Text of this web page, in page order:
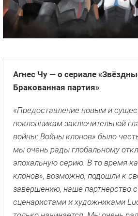
Агнес Чу — о сериале
Бракованная партия»
«Предоставление новым и
поклонникам заключительной
войны: Войны клонов» было
мы очень рады глобальному
эпохальную серию. В то время
клонов», возможно, подошли к
завершению, наше партнерство
сценаристами и художниками